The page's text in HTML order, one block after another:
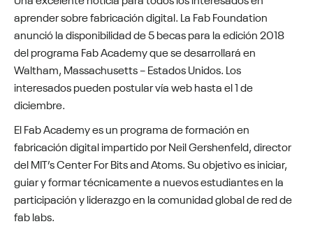
aprender sobre fabricación digital. La Fab Foundation
anunció la disponibilidad de 5 becas para la edición 2018
del programa Fab Academy que se desarrollará en
Waltham, Massachusetts – Estados Unidos. Los
interesados pueden postular vía web hasta el 1 de
diciembre.
El Fab Academy es un programa de formación en
fabricación digital impartido por Neil Gershenfeld, director
del MIT’s Center For Bits and Atoms. Su objetivo es iniciar,
guiar y formar técnicamente a nuevos estudiantes en la
participación y liderazgo en la comunidad global de red de
fab labs.